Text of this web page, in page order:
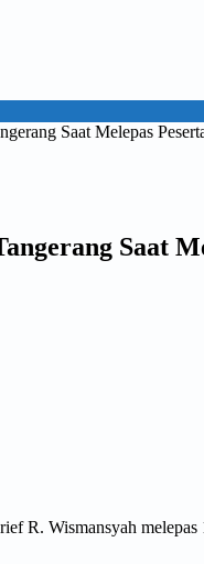
Saat Melepas
Saat
R. Wismansyah